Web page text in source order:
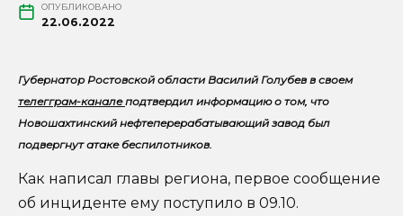
ОПУБЛИКОВАНО
22.06.2022
Губернатор Ростовской области Василий Голубев в своем
телегграм-каналеподтвердил информацию о том, что
Новошахтинский нефтеперерабатывающий завод был
подвергнут атаке беспилотников.
Как написал главы региона, первое сообщение
об инциденте ему поступило в 09.10.